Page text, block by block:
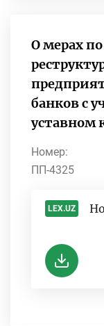
О мерах
банков с
уставном
Номер:
ПП-4325
LEX.UZ